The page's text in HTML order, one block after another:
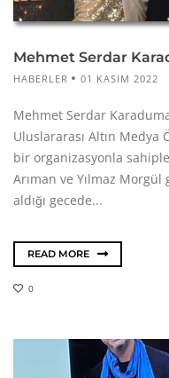
Mehmet Serdar
HABERLER 01 KASIM 2022
Mehmet Serdar
Uluslararası Altın Medya
bir organizasyonla
Arıman ve Yılmaz
aldığı gecede...
READ MORE
0